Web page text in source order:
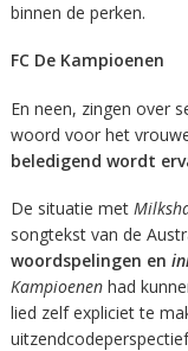
binnen de perken.
FC De Kampioenen
En neen, zingen over
woord voor het
beledigend wordt
De situatie met
songtekst van de
woordspelingen en
Kampioenen had
lied zelf expliciet te